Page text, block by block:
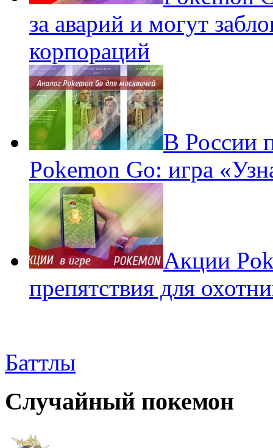
за аварий и могут
корпораций
В России
Pokemon Go: игра
Акции
препятствия для
Баттлы
Случайный покемон